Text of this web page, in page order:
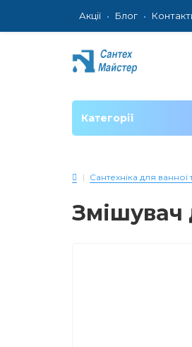
Акції Блог
Категорії
Сантехніка для ванної
Змішувач